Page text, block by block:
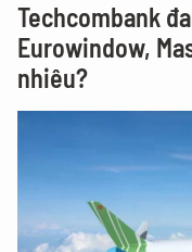
Techcombank
Eurowindow,
nhiêu?